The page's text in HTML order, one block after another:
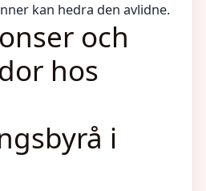
kan hedra den avlidne.
och
hos
i